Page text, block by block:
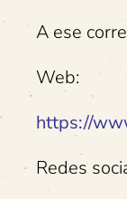
A ese
Web:
https://
Redes